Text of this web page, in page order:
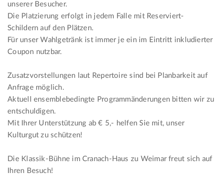
unserer Besucher.
Die Platzierung erfolgt in jedem Falle mit Reserviert-
Schildern auf den Plätzen.
Für unser Wahlgetränk ist immer je ein im Eintritt inkludierter
Coupon nutzbar.
Zusatzvorstellungen laut Repertoire sind bei Planbarkeit auf
Anfrage möglich.
Aktuell ensemblebedingte Programmänderungen bitten wir zu
entschuldigen.
Mit Ihrer Unterstützung ab € 5,- helfen Sie mit, unser
Kulturgut zu schützen!
Die Klassik-Bühne im Cranach-Haus zu Weimar freut sich auf
Ihren Besuch!